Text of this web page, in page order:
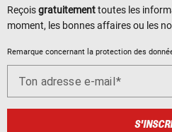
Reçoisgratuitementtoutes les
moment, les bonnes affaires ou les
Remarque concernant la protection des
Ton adresse e-mail